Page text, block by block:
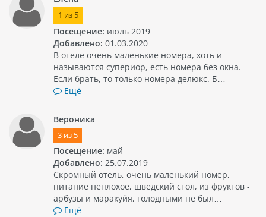
1 из 5
Посещение: июль 2019
Добавлено: 01.03.2020
В отеле очень маленькие номера, хоть и
называются супериор, есть номера без окна.
Если брать, то только номера делюкс. Б…
Ещё
Вероника
3из 5
Посещение: май
Добавлено: 25.07.2019
Скромный отель, очень маленький номер,
питание неплохое, шведский стол, из фруктов -
арбузы и маракуйя, голодными не был…
Ещё